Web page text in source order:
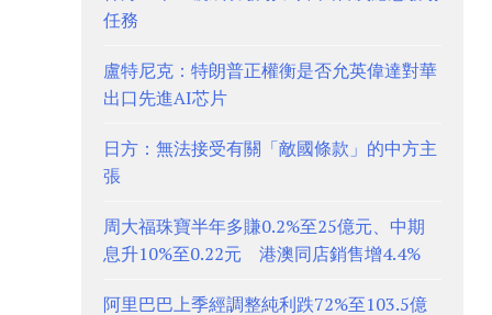
任務
盧特尼克：特朗普正權衡是否允英偉達對華
出口先進AI芯片
日方：無法接受有關「敵國條款」的中方主
張
周大福珠寶半年多賺0.2%至25億元、中期
息升10%至0.22元 港澳同店銷售增4.4%
阿里巴巴上季經調整純利跌72%至103.5億